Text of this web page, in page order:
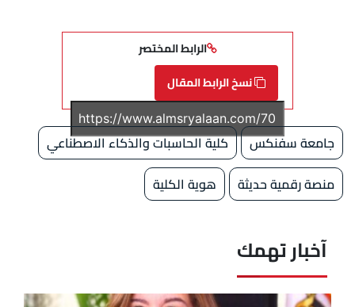
الرابط المختصر
نسخ الرابط المقال
جامعة سفنكس
كلية الحاسبات والذكاء الاصطناعي
منصة رقمية حديثة
هوية الكلية
آخبار تهمك